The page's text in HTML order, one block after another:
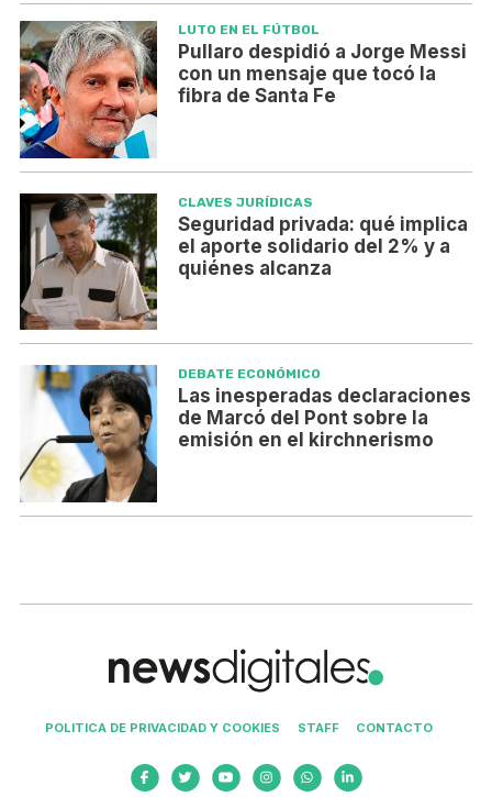
LUTO EN EL FÚTBOL
Pullaro despidió a Jorge Messi
con un mensaje que tocó la
fibra de Santa Fe
CLAVES JURÍDICAS
Seguridad privada: qué implica
el aporte solidario del 2% y a
quiénes alcanza
DEBATE ECONÓMICO
Las inesperadas declaraciones
de Marcó del Pont sobre la
emisión en el kirchnerismo
POLITICA DE PRIVACIDAD Y COOKIES STAFF CONTACTO